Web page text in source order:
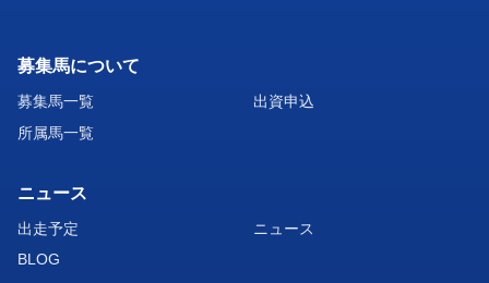
募集馬について
募集馬一覧
出資申込
所属馬一覧
ニュース
出走予定
ニュース
BLOG